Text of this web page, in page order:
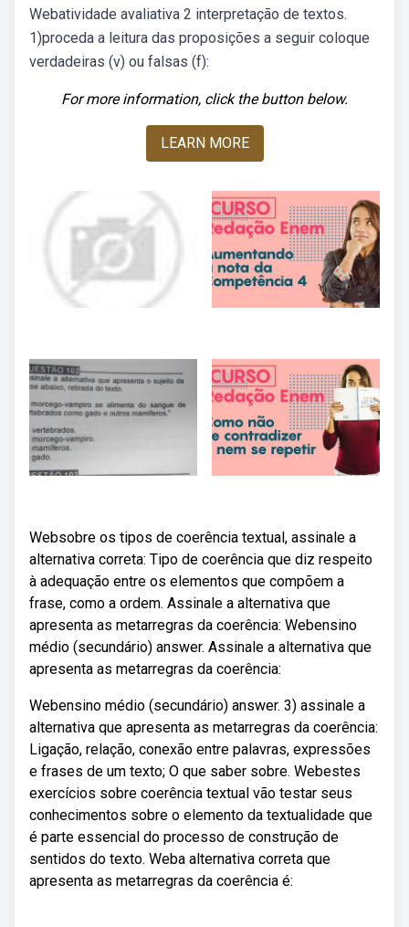
Webatividade avaliativa 2 interpretação de textos.
1)proceda a leitura das proposições a seguir coloque
verdadeiras (v) ou falsas (f):
For more information, click the button below.
LEARN MORE
Websobre os tipos de coerência textual, assinale a
alternativa correta: Tipo de coerência que diz respeito
à adequação entre os elementos que compõem a
frase, como a ordem. Assinale a alternativa que
apresenta as metarregras da coerência: Webensino
médio (secundário) answer. Assinale a alternativa que
apresenta as metarregras da coerência:
Webensino médio (secundário) answer. 3) assinale a
alternativa que apresenta as metarregras da coerência:
Ligação, relação, conexão entre palavras, expressões
e frases de um texto; O que saber sobre. Webestes
exercícios sobre coerência textual vão testar seus
conhecimentos sobre o elemento da textualidade que
é parte essencial do processo de construção de
sentidos do texto. Weba alternativa correta que
apresenta as metarregras da coerência é: